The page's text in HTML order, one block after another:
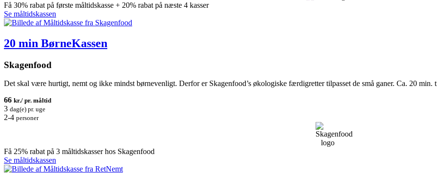
Få 30% rabat på første måltidskasse + 20% rabat på næste 4 kasser
Se måltidskassen
20 min BørneKassen
Skagenfood
Det skal være hurtigt, nemt og ikke mindst børnevenligt. Derfor er Skagenfood’s økologiske færdigretter tilpasset de små ganer. Ca. 20 min.
66 kr./ pr. måltid
3 dag(e) pr. uge
2-4 personer
Få 25% rabat på 3 måltidskasser hos Skagenfood
Se måltidskassen